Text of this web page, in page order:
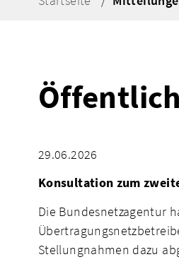
29.06.2026
Konsultation zum
Die Bundesnetzagentur
Stellungnahmen dazu